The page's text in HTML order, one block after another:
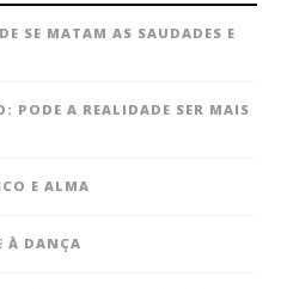
SE MATAM AS SAUDADES E
PODE A REALIDADE SER MAIS
E ALMA
À DANÇA